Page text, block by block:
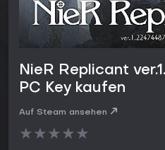
NieR Replicant
PC Key kaufen
Auf Steam ansehen
★★★★★